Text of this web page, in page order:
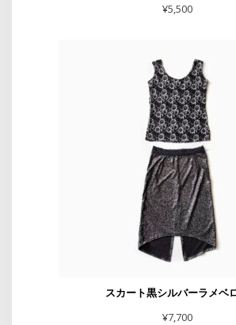
¥5,500
スカート黒シルバーラメベ
¥7,700